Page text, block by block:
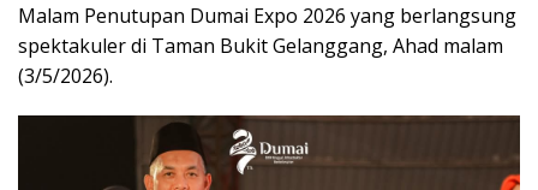
Malam Penutupan Dumai Expo 2026 yang berlangsung
spektakuler di Taman Bukit Gelanggang, Ahad malam
(3/5/2026).